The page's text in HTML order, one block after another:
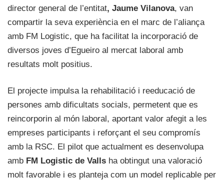
director general de l’entitat, Jaume Vilanova, van
compartir la seva experiència en el marc de l’aliança
amb FM Logistic, que ha facilitat la incorporació de
diversos joves d’Egueiro al mercat laboral amb
resultats molt positius.
El projecte impulsa la rehabilitació i reeducació de
persones amb dificultats socials, permetent que es
reincorporin al món laboral, aportant valor afegit a les
empreses participants i reforçant el seu compromís
amb la RSC. El pilot que actualment es desenvolupa
amb FM Logistic de Valls ha obtingut una valoració
molt favorable i es planteja com un model replicable per